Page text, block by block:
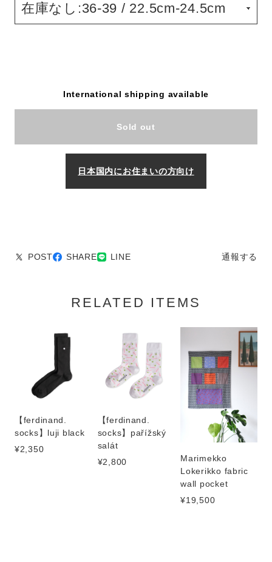
International shipping available
Sold out
日本国内にお住まいの方向け
POST SHARE LINE 通報する
RELATED ITEMS
【ferdinand.
socks】luji black
¥2,350
【ferdinand.
socks】pařížský
salát
¥2,800
Marimekko
Lokerikko fabric
wall pocket
¥19,500